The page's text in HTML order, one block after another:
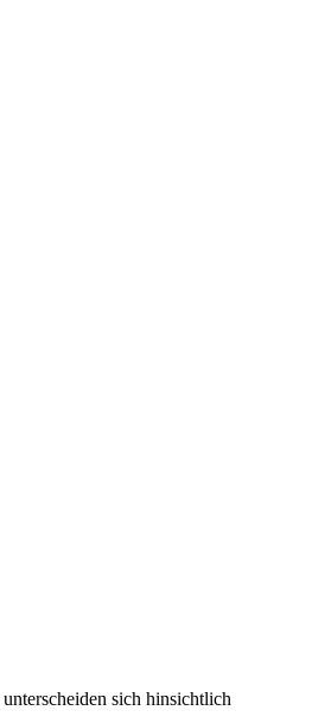
sich hinsichtlich